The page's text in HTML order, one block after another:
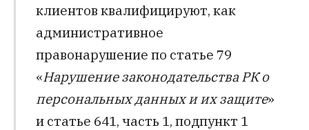
клиентов квалифицируют, как
административное
правонарушение по статье 79
«Нарушение законодательства РК о
персональных данных и их защите»
и статье 641, часть 1, подпункт 1